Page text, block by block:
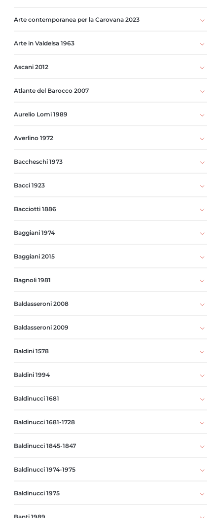
Arte contemporanea per la Carovana 2023
Arte in Valdelsa 1963
Ascani 2012
Atlante del Barocco 2007
Aurelio Lomi 1989
Averlino 1972
Baccheschi 1973
Bacci 1923
Bacciotti 1886
Baggiani 1974
Baggiani 2015
Bagnoli 1981
Baldasseroni 2008
Baldasseroni 2009
Baldini 1578
Baldini 1994
Baldinucci 1681
Baldinucci 1681-1728
Baldinucci 1845-1847
Baldinucci 1974-1975
Baldinucci 1975